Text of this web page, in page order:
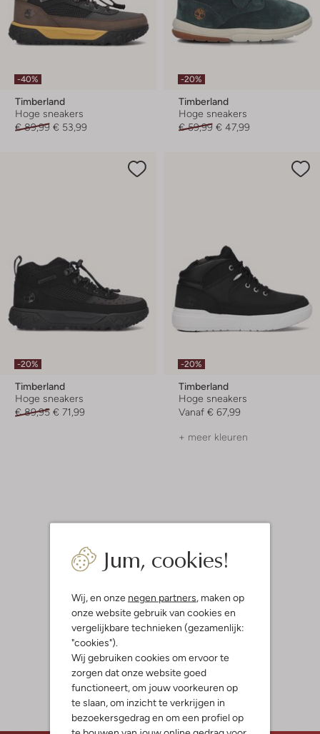
Jum, cookies!
Wij, en onze negen partners, maken op
onze website gebruik van cookies en
vergelijkbare technieken (gezamenlijk:
"cookies").
Wij gebruiken cookies om ervoor te
zorgen dat onze website goed
functioneert, om jouw voorkeuren op
te slaan, om inzicht te verkrijgen in
bezoekersgedrag en om een profiel op
-40%
Timberland
Hoge sneakers
€ 89,99 € 53,99
-20%
Timberland
Hoge sneakers
€ 59,99 € 47,99
-20%
Timberland
Hoge sneakers
€ 89,95 € 71,99
-20%
Timberland
Hoge sneakers
Vanaf € 67,99
+ meer kleuren